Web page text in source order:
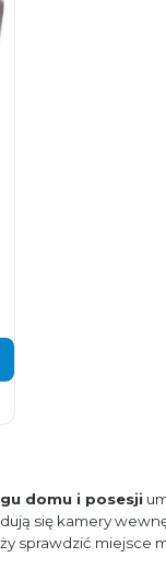
domu i posesji
się kamery
sprawdzić miejsce